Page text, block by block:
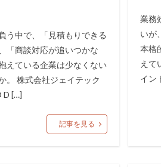
う中で、「見積もりできる
「商談対応が追いつかな
えている企業は少なくない
。 株式会社ジェイテック
D […]
記事を見る
業務
いが
本格
えて
イン